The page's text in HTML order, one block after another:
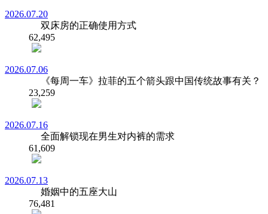
2026.07.20
双床房的正确使用方式
62,495
2026.07.06
《每周一车》拉菲的五个箭头跟中国传统故事有关？
23,259
2026.07.16
全面解锁现在男生对内裤的需求
61,609
2026.07.13
婚姻中的五座大山
76,481